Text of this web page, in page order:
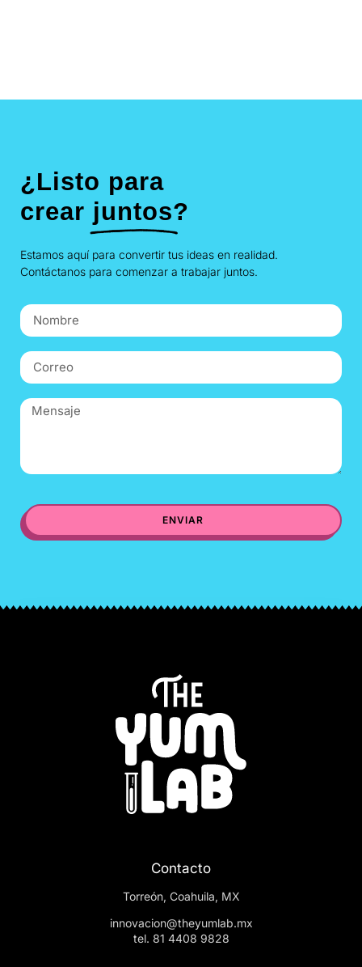
¿Listo para
crear juntos?
Estamos aquí para convertir tus ideas en realidad.
Contáctanos para comenzar a trabajar juntos.
ENVIAR
Contacto
Torreón, Coahuila, MX
innovacion@theyumlab.mx
tel. 81 4408 9828